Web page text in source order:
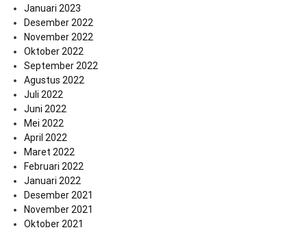
Januari 2023
Desember 2022
November 2022
Oktober 2022
September 2022
Agustus 2022
Juli 2022
Juni 2022
Mei 2022
April 2022
Maret 2022
Februari 2022
Januari 2022
Desember 2021
November 2021
Oktober 2021